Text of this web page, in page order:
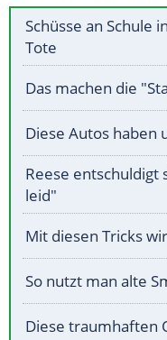
Schüsse an Schule
Tote
Das machen die
Diese Autos haben
Reese entschuldigt
leid"
Mit diesen Tricks
So nutzt man alte
Diese traumhaften